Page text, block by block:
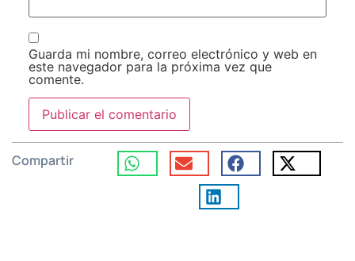
Guarda mi nombre, correo electrónico y web en
este navegador para la próxima vez que
comente.
Compartir